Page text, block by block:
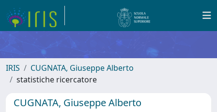
IRIS
CUGNATA, Giuseppe Alberto
statistiche ricercatore
CUGNATA, Giuseppe Alberto